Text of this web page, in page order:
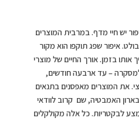
יש חיי מדף. במרבית המוצרים
איפור שפג תוקפו הוא מקור
אותו בזמן. אורך החיים של מוצרי
– עד ארבעה חודשים,
את המוצרים מאפסנים בתנאים
האמבטיה, שם קרוב לוודאי
לבקטריות. כל אלה מקולקלים